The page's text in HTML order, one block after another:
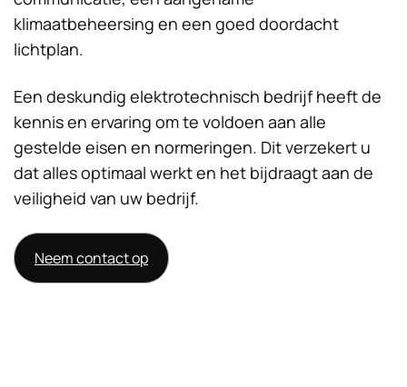
klimaatbeheersing en een goed doordacht
lichtplan.
Een deskundig elektrotechnisch bedrijf heeft de
kennis en ervaring om te voldoen aan alle
gestelde eisen en normeringen. Dit verzekert u
dat alles optimaal werkt en het bijdraagt aan de
veiligheid van uw bedrijf.
Neem contact op